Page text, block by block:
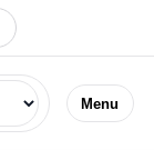
Menu
Jazyk